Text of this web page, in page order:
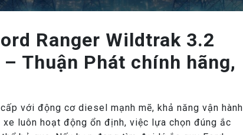
Ranger Wildtrak 3.2
Thuận Phát chính hãng,
với động cơ diesel mạnh mẽ, khả năng vận hành
luôn hoạt động ổn định, việc lựa chọn đúng ắc